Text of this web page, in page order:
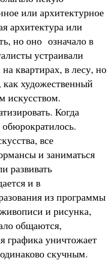
или архитектурное
архитектура или
но оно означало в
устраивали
квартирах, в лесу, но
как художественный
искусством.
Когда
все
и заниматься
развивать
и в
из программы
и рисунка,
общаются,
графика уничтожает
скучным.